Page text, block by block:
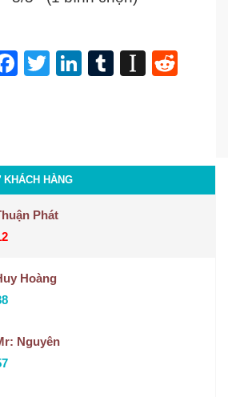
Facebook
TwitterLinkedIn
Tumblr
HÀNG
Phát
Hoàng
Nguyên